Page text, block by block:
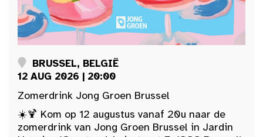
BRUSSEL, BELGIË
12 AUG 2026 | 20:00
Zomerdrink Jong Groen Brussel
☀️🍹 Kom op 12 augustus vanaf 20u naar de
zomerdrink van Jong Groen Brussel in Jardin